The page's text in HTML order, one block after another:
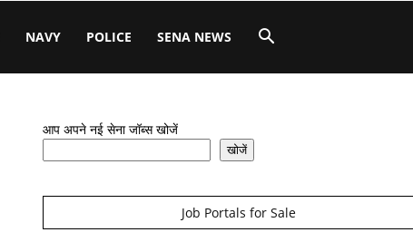
NAVY POLICE SENA NEWS
आप अपने नई सेना जॉब्स खोजें
खोजें
Job Portals for Sale